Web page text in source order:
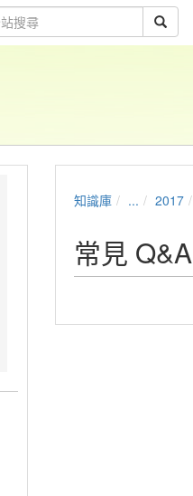
知識庫 ... 2017
常見 Q&A